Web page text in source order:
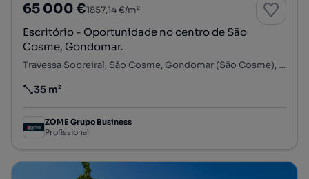
65 000 €1857,14 €/m²
Escritório - Oportunidade no centro de São
Cosme, Gondomar.
Travessa Sobreiral, São Cosme, Gondomar (São Cosme), Valbom e Jovim, Gondomar, Porto
Preço por metro quadrado
35 m²
ZOME Grupo Business
Profissional